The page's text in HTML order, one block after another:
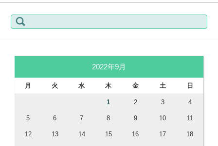
索:
2022年9月
月 火 水 木 金 土 日
1 2 3 4
5 6 7 8 9 10 11
12 13 14 15 16 17 18